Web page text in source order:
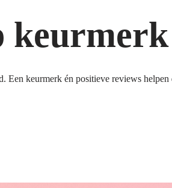
Een keurmerk én positieve reviews